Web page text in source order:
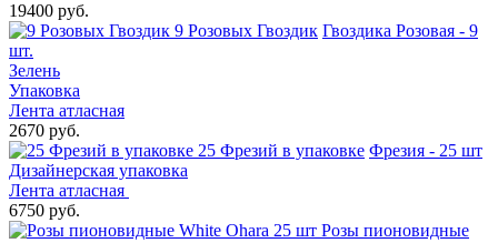
19400 руб.
9 Розовых Гвоздик Гвоздика Розовая - 9
шт.
Зелень
Упаковка
Лента атласная
2670 руб.
25 Фрезий в упаковке Фрезия - 25 шт
Дизайнерская упаковка
Лента атласная
6750 руб.
Розы пионовидные